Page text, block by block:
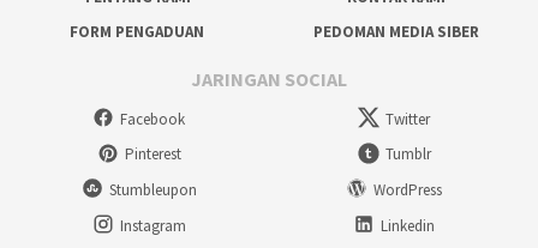
FORM PENGADUAN
PEDOMAN MEDIA SIBER
JARINGAN SOCIAL
Facebook
Twitter
Pinterest
Tumblr
Stumbleupon
WordPress
Instagram
Linkedin